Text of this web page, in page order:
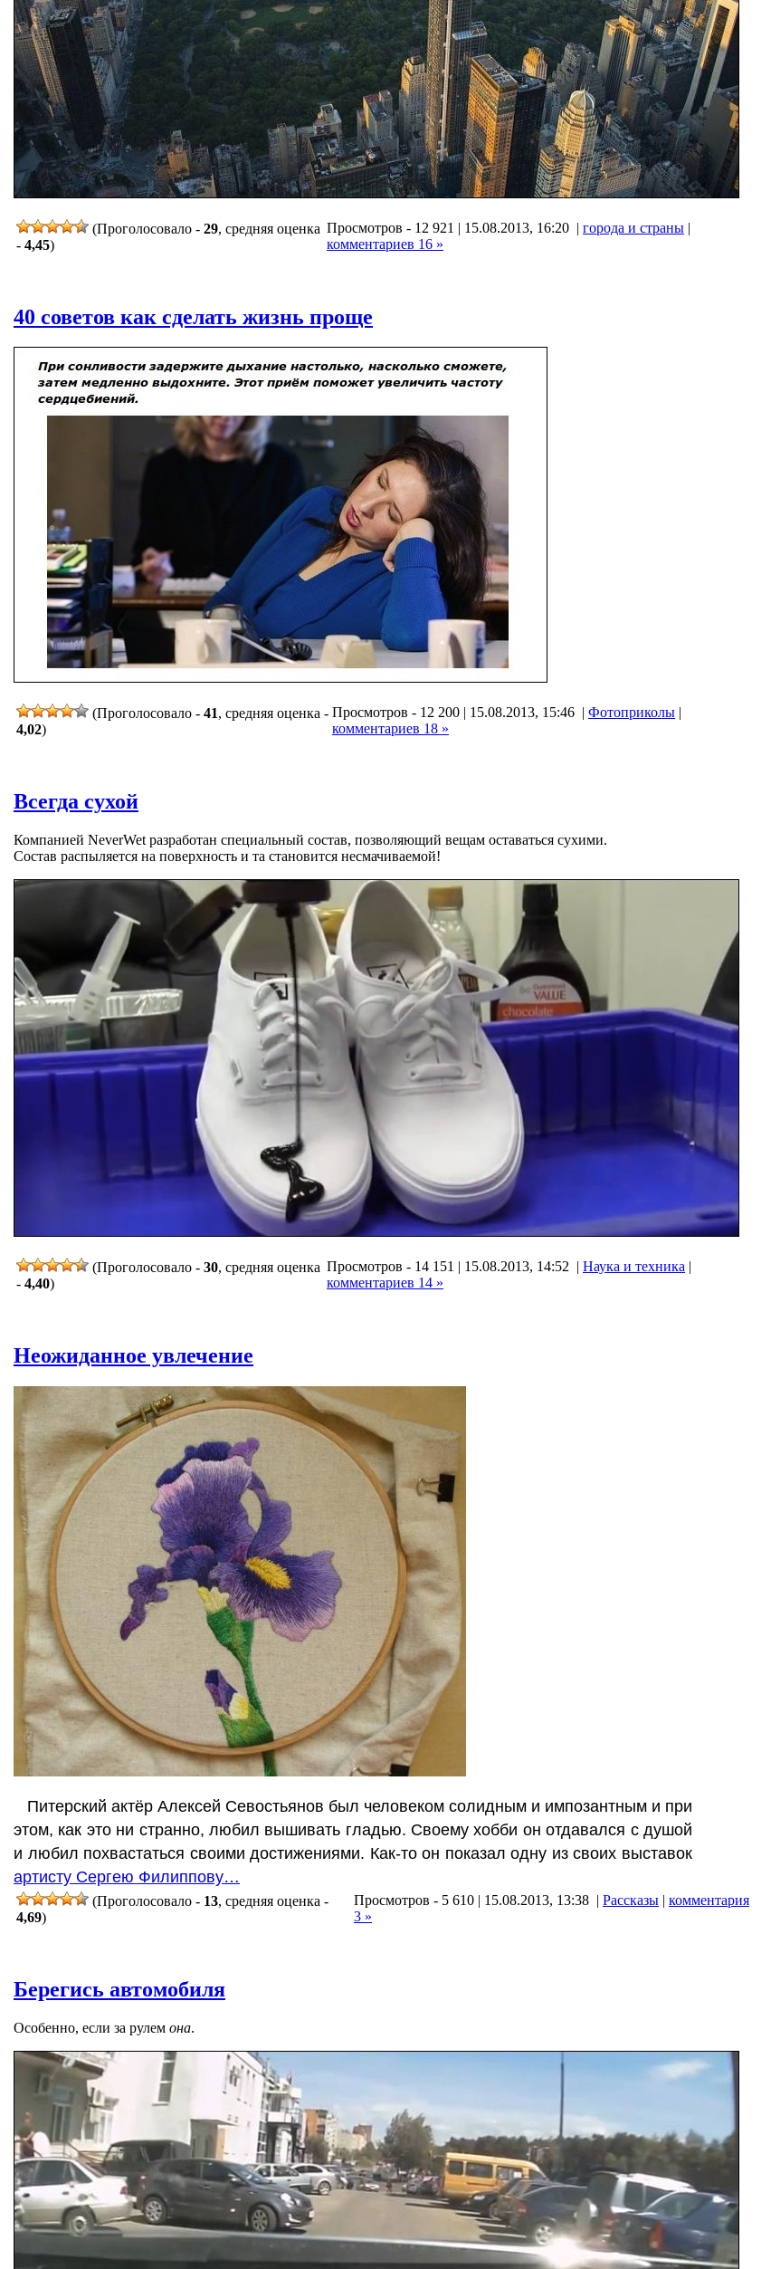
(Проголосовало - 29, средняя оценка
- 4,45)
Просмотров - 12 921 | 15.08.2013, 16:20 | города и страны |
комментариев 16 »
40 советов как сделать жизнь проще
(Проголосовало - 41, средняя оценка -
4,02)
Просмотров - 12 200 | 15.08.2013, 15:46 | Фотоприколы |
комментариев 18 »
Всегда сухой
Компанией NeverWet разработан специальный состав, позволяющий вещам оставаться сухими.
Состав распыляется на поверхность и та становится несмачиваемой!
(Проголосовало - 30, средняя оценка
- 4,40)
Просмотров - 14 151 | 15.08.2013, 14:52 | Наука и техника |
комментариев 14 »
Неожиданное увлечение
Питерский актёр Алексей Севостьянов был человеком солидным и импозантным и при
этом, как это ни странно, любил вышивать гладью. Своему хобби он отдавался с душой
и любил похвастаться своими достижениями. Как-то он показал одну из своих выставок
артисту Сергею Филиппову…
(Проголосовало - 13, средняя оценка -
4,69)
Просмотров - 5 610 | 15.08.2013, 13:38 | Рассказы | комментария
3 »
Берегись автомобиля
Особенно, если за рулем она.